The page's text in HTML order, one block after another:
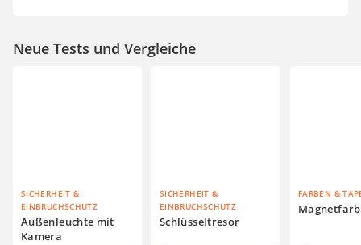
Neue Tests und Vergleiche
SICHERHEIT &
EINBRUCHSCHUTZ
Außenleuchte mit
Kamera
SICHERHEIT &
EINBRUCHSCHUTZ
Schlüsseltresor
FARBEN &